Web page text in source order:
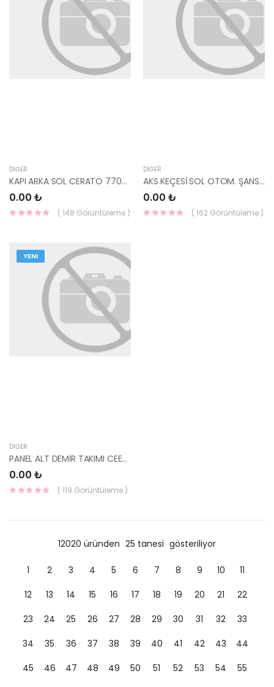
DIĞER
KAPI ARKA SOL CERATO 77003-2F010-YS
0.00 ₺
( 148 Görüntüleme )
DIĞER
AKS KEÇESİ SOL OTOM. ŞANS. SPORTAGE 16- / BLUE 45245-26210-HMC
0.00 ₺
( 162 Görüntüleme )
YENI
DIĞER
PANEL ALT DEMİR TAKIMI CEED 2013 KRK-117-YS
0.00 ₺
( 119 Görüntüleme )
12020 üründen 25 tanesi gösteriliyor
1 2 3 4 5 6 7 8 9 10
11
12
13 14 15 16 17 18 19 20 21
22
23
24 25 26 27 28 29 30 31 32
33
34
35 36 37 38 39 40 41 42 43
44
45
46 47 48 49 50 51 52 53 54
55